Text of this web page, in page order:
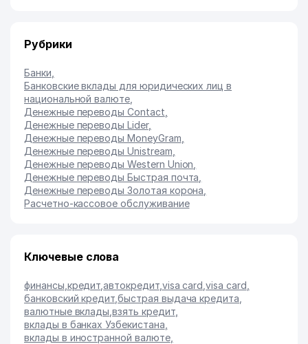
Рубрики
Банки
Банковские вклады для юридических лиц в
национальной валюте
Денежные переводы Contact
Денежные переводы Lider,
Денежные переводы MoneyGram
Денежные переводы Unistream
Денежные переводы Western Union
Денежные переводы Быстрая почта
Денежные переводы Золотая корона
Расчетно-кассовое обслуживание
Ключевые слова
финансы кредит ,автокредит, visa card ,visa card
банковский кредит ,быстрая выдача кредита
валютные вклады ,взять кредит,
вклады в банках Узбекистана
вклады в иностранной валюте,